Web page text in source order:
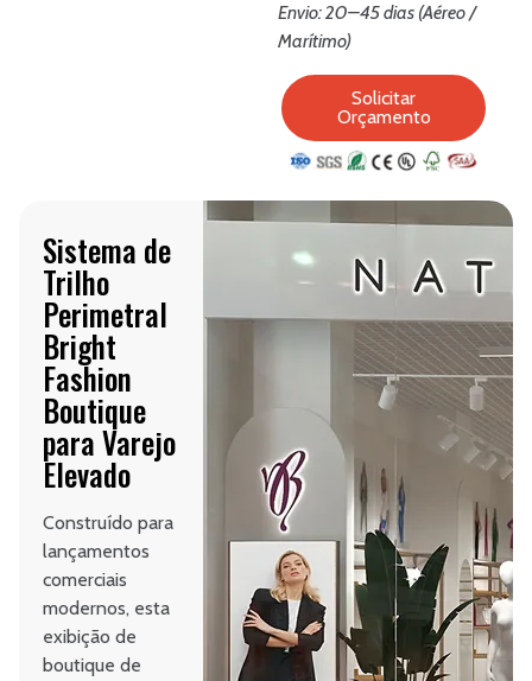
Envio: 20–45 dias (Aéreo /
Marítimo)
Solicitar
Orçamento
Sistema de
Trilho
Perimetral
Bright
Fashion
Boutique
para Varejo
Elevado
Construído para
lançamentos
comerciais
modernos, esta
exibição de
boutique de